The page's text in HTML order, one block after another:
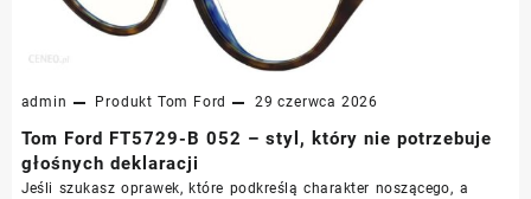
admin Produkt Tom Ford 29 czerwca 2026
Tom Ford FT5729-B 052 – styl, który nie potrzebuje
głośnych deklaracji
Jeśli szukasz oprawek, które podkreślą charakter noszącego, a